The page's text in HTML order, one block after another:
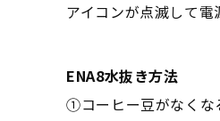
アイコンが点滅して電
ENA8水抜き方法
①コーヒー豆がなくな